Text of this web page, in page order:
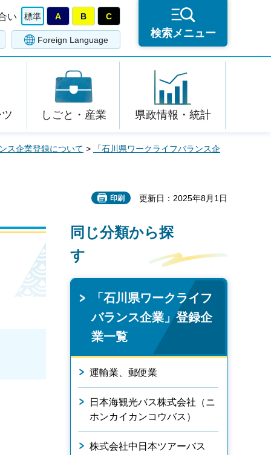
い 標準 A B C
Foreign Language
検索メニュー
しごと・産業 県政情報・統計
ス企業登録について >
「石川県ワークライフバランス企
印刷 更新日：2025年8月1日
同じ分類から探
す
「石川県ワークライフ
バランス企業」登録企
業一覧
運輸業、郵便業
日本海観光バス株式会社（ニ
ホンカイカンコウバス）
株式会社中日本ツアーバス